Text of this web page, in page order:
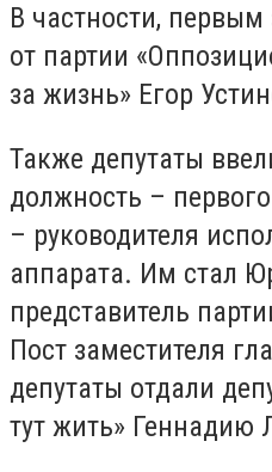
В частности,
от партии
за жизнь» Егор
Также депутаты
должность –
– руководителя
аппарата. Им стал
представитель
Пост заместителя
депутаты отдали
тут жить» Геннадию